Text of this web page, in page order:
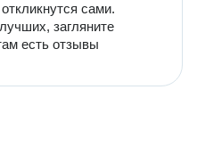
сами.
загляните
есть отзывы